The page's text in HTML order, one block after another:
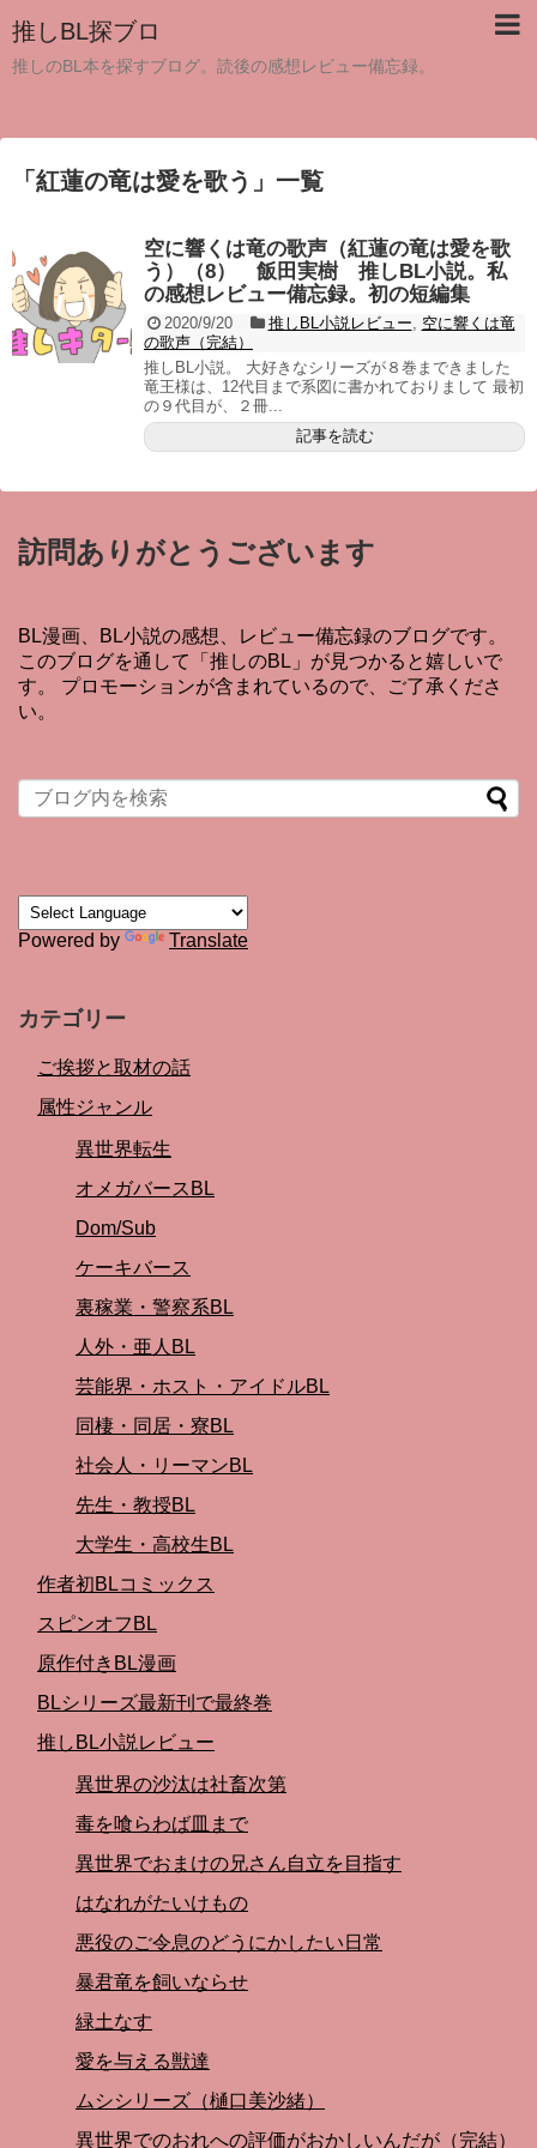
推しBL探ブロ
推しのBL本を探すブログ。読後の感想レビュー備忘録。
「 紅蓮の竜は愛を歌う 」 一覧
空に響くは竜の歌声（紅蓮の竜は愛を歌
う）（8） 飯田実樹 推しBL小説。私
の感想レビュー備忘録。初の短編集
2020/9/20 推しBL小説レビュー
空に響くは竜
の歌声（完結）
推しBL小説。 大好きなシリーズが８巻まできました
竜王様は、12代目まで系図に書かれておりまして 最初
の９代目が、２冊...
記事を読む
訪問ありがとうございます
BL漫画、BL小説の感想、レビュー備忘録のブログです。
このブログを通して「推しのBL」が見つかると嬉しいで
す。 プロモーションが含まれているので、ご了承くださ
い。
Powered by Translate
カテゴリー
ご挨拶と取材の話
属性ジャンル
異世界転生
オメガバースBL
Dom/Sub
ケーキバース
裏稼業・警察系BL
人外・亜人BL
芸能界・ホスト・アイドルBL
同棲・同居・寮BL
社会人・リーマンBL
先生・教授BL
大学生・高校生BL
作者初BLコミックス
スピンオフBL
原作付きBL漫画
BLシリーズ最新刊で最終巻
推しBL小説レビュー
異世界の沙汰は社畜次第
毒を喰らわば皿まで
異世界でおまけの兄さん自立を目指す
はなれがたいけもの
悪役のご令息のどうにかしたい日常
暴君竜を飼いならせ
緑土なす
愛を与える獣達
ムシシリーズ（樋口美沙緒）
異世界でのおれへの評価がおかしいんだが（完結）